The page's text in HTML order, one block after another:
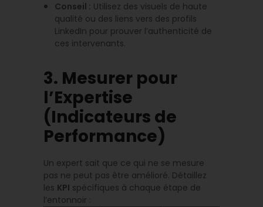
Conseil : Utilisez des visuels de haute
qualité ou des liens vers des profils
LinkedIn pour prouver l’authenticité de
ces intervenants.
3. Mesurer pour
l’Expertise
(Indicateurs de
Performance)
Un expert sait que ce qui ne se mesure
pas ne peut pas être amélioré. Détaillez
les KPI spécifiques à chaque étape de
l’entonnoir :